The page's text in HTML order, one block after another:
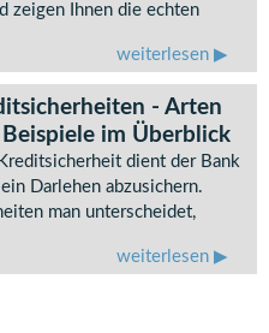
zeigen Ihnen die echten
weiterlesen
- Arten
im Überblick
dient der Bank
Darlehen abzusichern.
man unterscheidet,
weiterlesen